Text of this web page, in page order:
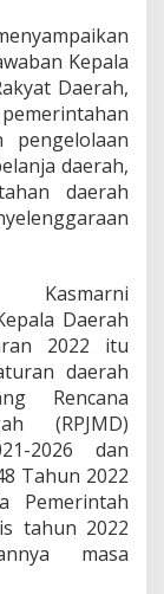
Kepala
Daerah,
pengelolaan
daerah,
daerah
Daerah
2022 itu
daerah
Rencana
(RPJMD)
2026 dan
Tahun 2022
Pemerintah
tahun 2022
masa